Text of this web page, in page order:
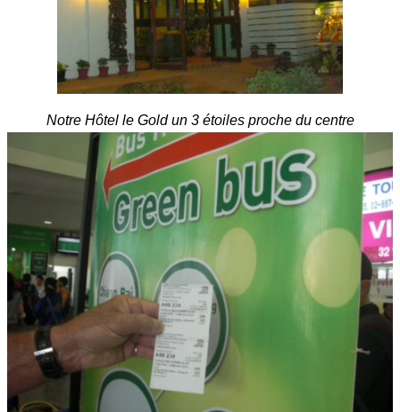
Notre Hôtel le Gold un 3 étoiles proche du centre